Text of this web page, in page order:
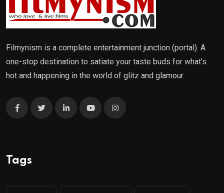
Filmynism is a complete entertainment junction (portal). A
one-stop destination to satiate your taste buds for what’s
hot and happening in the world of glitz and glamour.
Tags